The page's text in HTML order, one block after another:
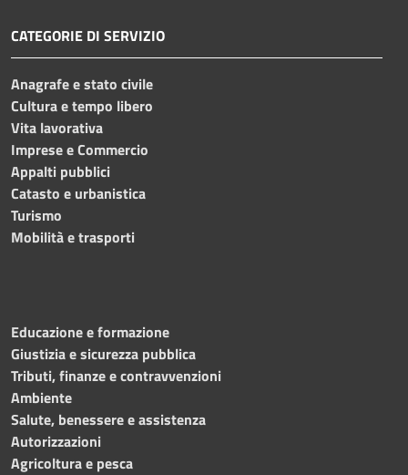
CATEGORIE DI SERVIZIO
Anagrafe e stato civile
Cultura e tempo libero
Vita lavorativa
Imprese e Commercio
Appalti pubblici
Catasto e urbanistica
Turismo
Mobilità e trasporti
Educazione e formazione
Giustizia e sicurezza pubblica
Tributi, finanze e contravvenzioni
Ambiente
Salute, benessere e assistenza
Autorizzazioni
Agricoltura e pesca